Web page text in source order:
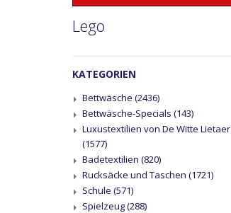
Lego
KATEGORIEN
Bettwäsche (2436)
Bettwäsche-Specials (143)
Luxustextilien von De Witte Lietaer
(1577)
Badetextilien (820)
Rucksäcke und Taschen (1721)
Schule (571)
Spielzeug(288)